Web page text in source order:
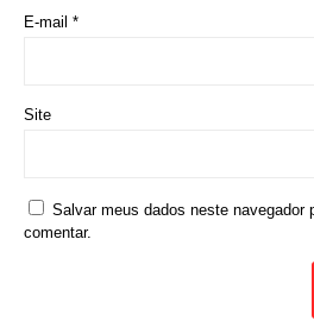
E-mail *
Site
Salvar meus dados neste navegador
comentar.